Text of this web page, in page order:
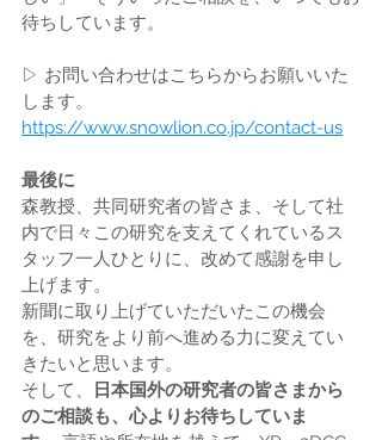
待ちしています。
▷ お問い合わせはこちらからお願いいた
します。
https://www.snowlion.co.jp/contact-us
最後に
森教授、共同研究者の皆さま、そして社
内で日々この研究を支えてくれているス
タッフ一人ひとりに、改めて感謝を申し
上げます。
新聞に取り上げていただいたこの機会
を、研究をより前へ進める力に変えてい
きたいと思います。
そして、
日本国外の研究者の皆さまから
のご相談も、心よりお待ちしていま